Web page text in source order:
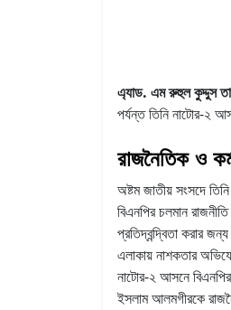
এ্যাড. এম রুহুল
পর্যন্ত তিনি নাটোর-২
রাজনৈতিক ও
অষ্টম জাতীয় সংসদে
বিএনপির চলমান
প্রতিদ্বন্দ্বিতা করার
এলাকায় নাশকতার
নাটোর-২ আসনে
ইসলাম আলমগীরকে